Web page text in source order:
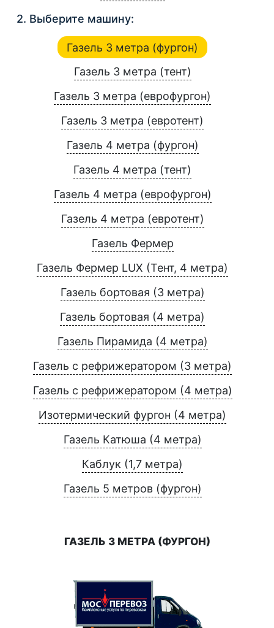
2. Выберите машину:
Газель 3 метра (фургон)
Газель 3 метра (тент)
Газель 3 метра (еврофургон)
Газель 3 метра (евротент)
Газель 4 метра (фургон)
Газель 4 метра (тент)
Газель 4 метра (еврофургон)
Газель 4 метра (евротент)
Газель Фермер
Газель Фермер LUX (Тент, 4 метра)
Газель бортовая (3 метра)
Газель бортовая (4 метра)
Газель Пирамида (4 метра)
Газель с рефрижератором (3 метра)
Газель с рефрижератором (4 метра)
Изотермический фургон (4 метра)
Газель Катюша (4 метра)
Каблук (1,7 метра)
Газель 5 метров (фургон)
ГАЗЕЛЬ 3 МЕТРА (ФУРГОН)